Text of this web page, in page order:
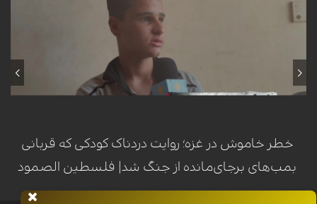
محمد سرور، کودک فلسطینی ساکن اردوگاه النصیرات در نوار غزه، هنگام عبور
از کنار تپه‌وری در این منطقه، هدف انفجار یک گلوله یا ماده منفجره باقیمانده
از ارتش اشغالگر اسرائیل قرار گرفت. این انفجار که در یک لحظه‌ی گذرا رخ داد،
مسیر زندگی او را برای همیشه دگرگون ساخت؛ به طوری که منجر به قطع هر
دو پا، فلج شدن دست چپ، فلج نیمی از صورت و آسیب جدی به بینایی وی
گردید. این حادثه‌ی تلخ، بار دیگر هشداری است بر خطر مستمر مواد منفجره
برجای‌مانده از جنگ در مناطق مختلف غزه.
خطر خاموش در غزه؛ روایت دردناک کودکی که قربانی
بمب‌های برجای‌مانده از جنگ شد| فلسطین الصمود